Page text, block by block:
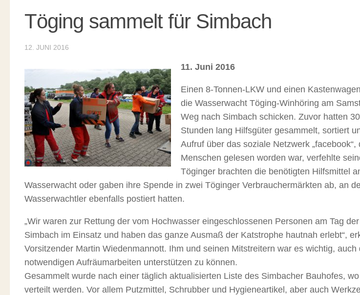
Töging sammelt für Simbach
12. JUNI 2016
11. Juni 2016
Einen 8-Tonnen-LKW und einen
die Wasserwacht Töging-Winhöring am
Weg nach Simbach schicken. Zuvor hatten
Stunden lang Hilfsgüter gesammelt, sortiert
Aufruf über das soziale Netzwerk
Menschen gelesen worden war, verfehlte
Töginger brachten die benötigten Hilfsmittel
Wasserwacht oder gaben ihre Spende in zwei Töginger Verbrauchermärkten ab, an
Wasserwachtler ebenfalls postiert hatten.
„Wir waren zur Rettung der vom Hochwasser eingeschlossenen Personen am Tag
Simbach im Einsatz und haben das ganze Ausmaß der Katstrophe hautnah erlebt“,
Vorsitzender Martin Wiedenmannott. Ihm und seinen Mitstreitern war es wichtig,
notwendigen Aufräumarbeiten unterstützen zu können.
Gesammelt wurde nach einer täglich aktualisierten Liste des Simbacher Bauhofes,
verteilt werden. Vor allem Putzmittel, Schrubber und Hygieneartikel, aber auch